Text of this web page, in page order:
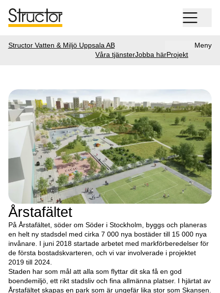
Structor Vatten & Miljö Uppsala AB
Meny
Våra tjänsterJobba härProjekt
Årstafältet
På Årstafältet, söder om Söder i Stockholm, byggs och planeras
en helt ny stadsdel med cirka 7 000 nya bostäder till 15 000 nya
invånare. I juni 2018 startade arbetet med markförberedelser för
de första bostadskvarteren, och vi var involverade i projektet
2019 till 2024.
Staden har som mål att alla som flyttar dit ska få en god
boendemiljö, ett rikt stadsliv och fina allmänna platser. I hjärtat av
Årstafältet skapas en park som är ungefär lika stor som Skansen.